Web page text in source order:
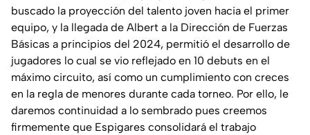
buscado la proyección del talento joven hacia el primer
equipo, y la llegada de Albert a la Dirección de Fuerzas
Básicas a principios del 2024, permitió el desarrollo de
jugadores lo cual se vio reflejado en 10 debuts en el
máximo circuito, así como un cumplimiento con creces
en la regla de menores durante cada torneo. Por ello, le
daremos continuidad a lo sembrado pues creemos
firmemente que Espigares consolidará el trabajo